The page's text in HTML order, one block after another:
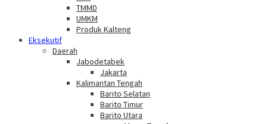
TMMD
UMKM
Produk Kalteng
Eksekutif
Daerah
Jabodetabek
Jakarta
Kalimantan Tengah
Barito Selatan
Barito Timur
Barito Utara